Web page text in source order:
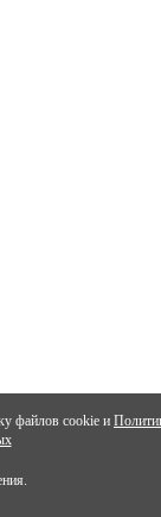
файлов cookie и